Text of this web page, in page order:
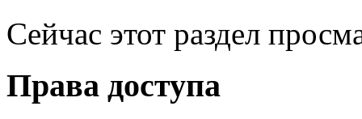
Сейчас этот раздел
Права доступа